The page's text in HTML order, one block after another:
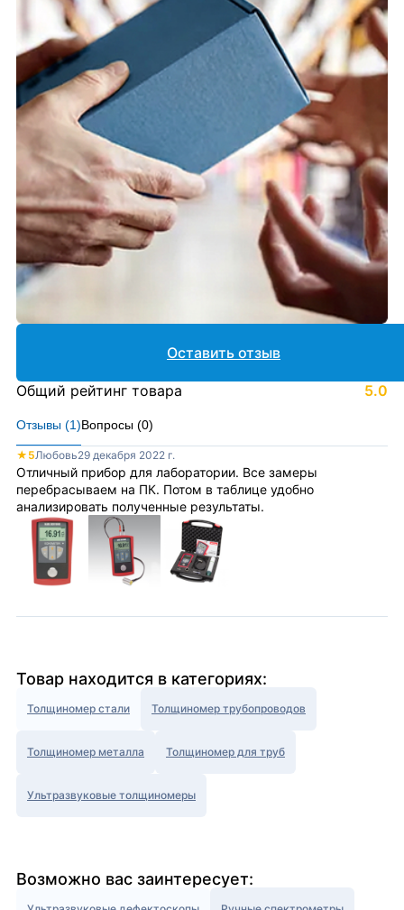
Отзывы (1)Вопросы (0)
★ 5Любовь29 декабря 2022 г.
Отличный прибор для лаборатории. Все замеры
перебрасываем на ПК. Потом в таблице удобно
анализировать полученные результаты.
Оставить отзыв
Общий рейтинг товара 5.0
Товар находится в категориях:
Толщиномер стали Толщиномер трубопроводов
Толщиномер металла Толщиномер для труб
Ультразвуковые толщиномеры
Возможно вас заинтересует: